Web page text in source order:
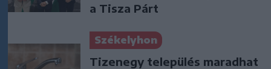
a Tisza Párt
Székelyhon
Tizenegy település maradhat